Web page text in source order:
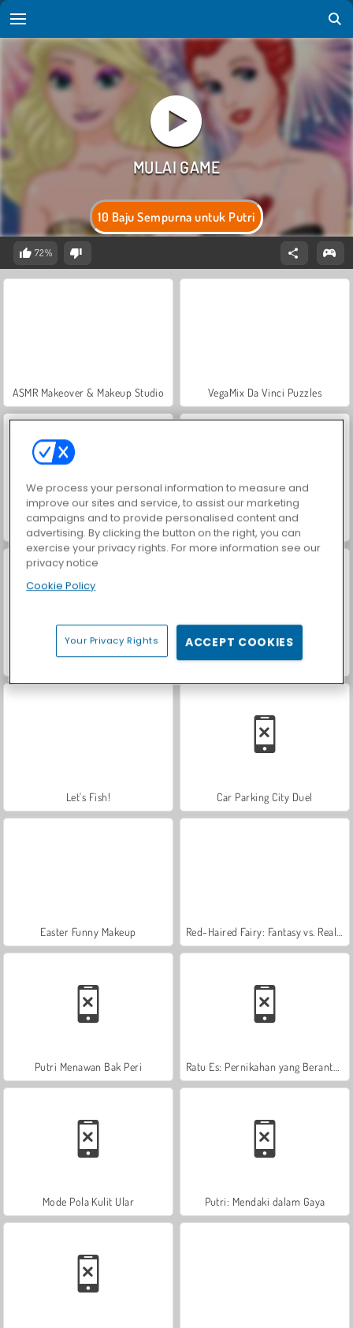
10 Baju Sempurna untuk Putri
72%
ASMR Makeover & Makeup Studio VegaMix Da Vinci Puzzles
Hidden Object: Street of Secrets World War 2 Shooter
Farm Merge Valley Casino World
Let's Fish! Car Parking City Duel
Easter Funny Makeup
Putri Menawan Bak Peri
Mode Pola Kulit Ular Putri: Mendaki dalam Gaya
We process your personal information to measure and
improve our sites and service, to assist our marketing
campaigns and to provide personalised content and
advertising. By clicking the button on the right, you can
exercise your privacy rights. For more information see our
privacy notice
Cookie Policy
Your Privacy Rights ACCEPT COOKIES